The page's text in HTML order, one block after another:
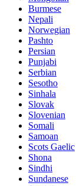
Burmese
Nepali
Norwegian
Pashto
Persian
Punjabi
Serbian
Sesotho
Sinhala
Slovak
Slovenian
Somali
Samoan
Scots Gaelic
Shona
Sindhi
Sundanese